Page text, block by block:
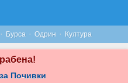
· Бурса · Одрин · Култура
Почивки